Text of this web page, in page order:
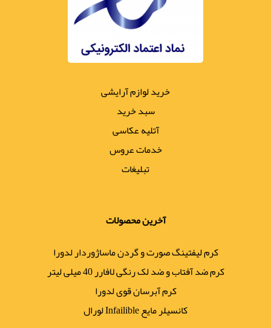
خرید لوازم آرایشی
سبد خرید
آتلیه عکاسی
خدمات عروس
تبلیغات
آخرین محصولات
کرم لیفتینگ صورت و گردن ماساژوردار لدورا
کرم ضد آفتاب و ضد لک رنگی لافارر 40 میلی لیتر
کرم آبرسان قوی لدورا
کانسیلر مایع Infailible لورال